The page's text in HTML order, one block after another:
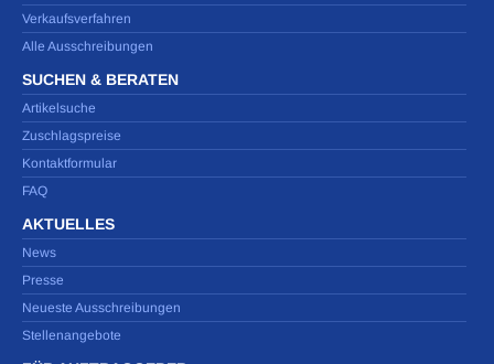
Verkaufsverfahren
Alle Ausschreibungen
SUCHEN & BERATEN
Artikelsuche
Zuschlagspreise
Kontaktformular
FAQ
AKTUELLES
News
Presse
Neueste Ausschreibungen
Stellenangebote